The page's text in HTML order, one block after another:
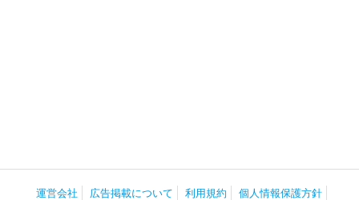
運営会社 広告掲載について 利用規約 個人情報保護方針